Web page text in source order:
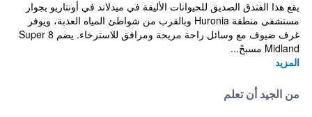
يقع هذا الفندق الصديق للحيوانات الأليفة في ميدلاند في أونتاريو بجوار
مستشفى منطقة Huronia وبالقرب من شواطئ المياه العذبة، ويوفر
غرف ضيوف مع وسائل راحة مريحة ومرافق للاسترخاء. يضم Super 8
Midland مسبحً...
المزيد
من الجيد أن تعلم